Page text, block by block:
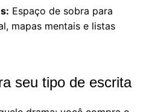
Espaço de sobra para
mapas mentais e listas
seu tipo de escrita